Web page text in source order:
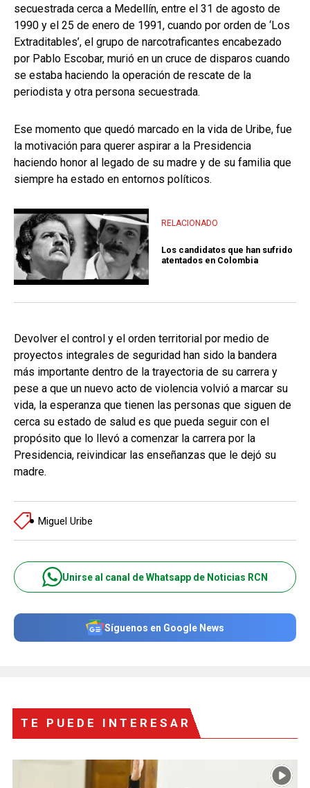
secuestrada cerca a Medellín, entre el 31 de agosto de
1990 y el 25 de enero de 1991, cuando por orden de ‘Los
Extraditables’, el grupo de narcotraficantes encabezado
por Pablo Escobar, murió en un cruce de disparos cuando
se estaba haciendo la operación de rescate de la
periodista y otra persona secuestrada.
Ese momento que quedó marcado en la vida de Uribe, fue
la motivación para querer aspirar a la Presidencia
haciendo honor al legado de su madre y de su familia que
siempre ha estado en entornos políticos.
RELACIONADO
Los candidatos que han sufrido
atentados en Colombia
Devolver el control y el orden territorial por medio de
proyectos integrales de seguridad han sido la bandera
más importante dentro de la trayectoria de su carrera y
pese a que un nuevo acto de violencia volvió a marcar su
vida, la esperanza que tienen las personas que siguen de
cerca su estado de salud es que pueda seguir con el
propósito que lo llevó a comenzar la carrera por la
Presidencia, reivindicar las enseñanzas que le dejó su
madre.
Miguel Uribe
Unirse al canal de Whatsapp de Noticias RCN
Síguenos en Google News
TE PUEDE INTERESAR